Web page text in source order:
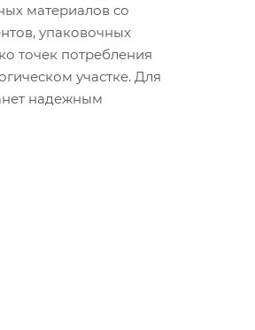
материалов со
упаковочных
точек потребления
участке. Для
надежным